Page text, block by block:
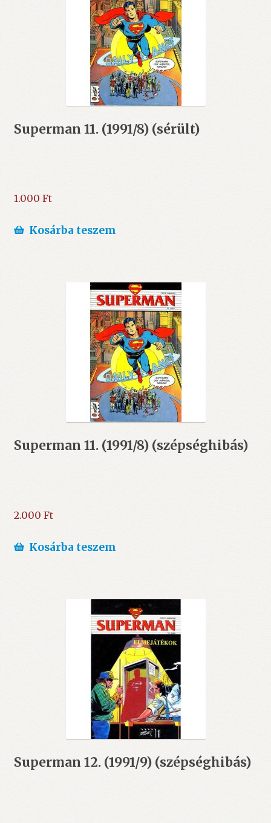
Superman 11. (1991/8) (sérült)
1.000 Ft
Kosárba teszem
Superman 11. (1991/8) (szépséghibás)
2.000 Ft
Kosárba teszem
Superman 12. (1991/9) (szépséghibás)